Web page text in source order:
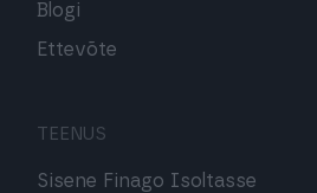
Blogi
Ettevõte
TEENUS
Sisene Finago Isoltasse